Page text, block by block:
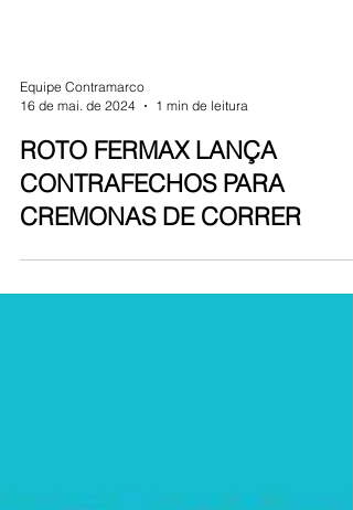
16 de mai. de 2024
1 min de leitura
ROTO FERMAX LANÇA
CONTRAFECHOS PARA
CREMONAS DE CORRER